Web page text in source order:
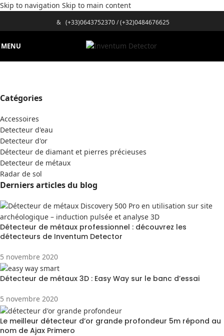
Skip to navigation Skip to main content
& (+33)0643752370/(+32)0484676625
MENU
Catégories
Accessoires
Detecteur d'eau
Detecteur d'or
Détecteur de diamant et pierres précieuses
Detecteur de métaux
Radar de sol
Derniers articles du blog
Détecteur de métaux professionnel : découvrez les
détecteurs de Inventum Detector
5 novembre 2020
Détecteur de métaux 3D : Easy Way sur le banc d’essai
5 novembre 2020
Le meilleur détecteur d’or grande profondeur 5m répond au
nom de Ajax Primero